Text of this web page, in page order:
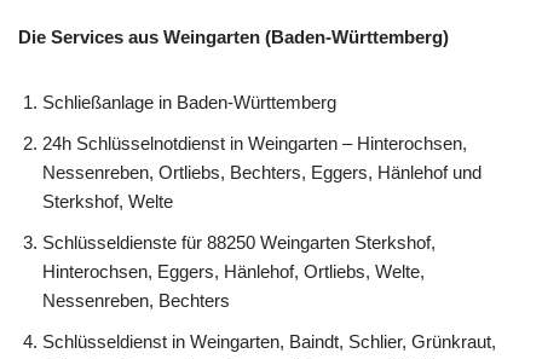
Die Services aus Weingarten (Baden-Württemberg)
Schließanlage in Baden-Württemberg
24h Schlüsselnotdienst in Weingarten – Hinterochsen,
Nessenreben, Ortliebs, Bechters, Eggers, Hänlehof und
Sterkshof, Welte
Schlüsseldienste für 88250 Weingarten Sterkshof,
Hinterochsen, Eggers, Hänlehof, Ortliebs, Welte,
Nessenreben, Bechters
Schlüsseldienst in Weingarten, Baindt, Schlier, Grünkraut,